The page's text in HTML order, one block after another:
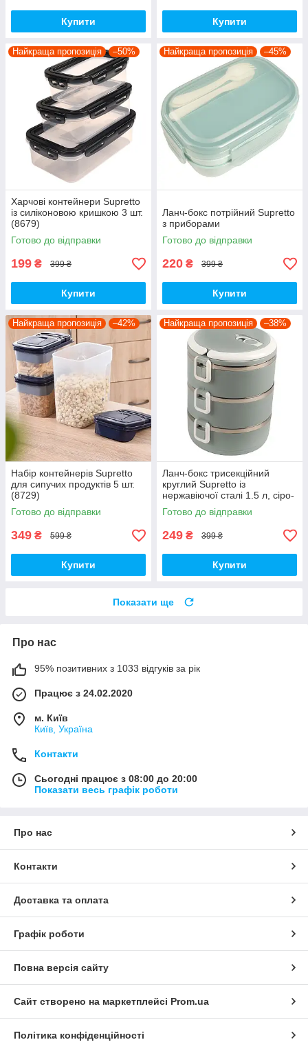
Купити Купити
Найкраща пропозиція –50%
Харчові контейнери Supretto
із силіконовою кришкою 3 шт.
(8679)
Готово до відправки
199 ₴ 399 ₴
Купити
Найкраща пропозиція –45%
Ланч-бокс потрійний Supretto
з приборами
Готово до відправки
220 ₴ 399 ₴
Купити
Найкраща пропозиція –42%
Набір контейнерів Supretto
для сипучих продуктів 5 шт.
(8729)
Готово до відправки
349 ₴ 599 ₴
Купити
Найкраща пропозиція –38%
Ланч-бокс трисекційний
круглий Supretto із
нержавіючої сталі 1.5 л, сіро-
блакитний (79990003)
Готово до відправки
249 ₴ 399 ₴
Купити
Показати ще
Про нас
95% позитивних з 1033 відгуків за рік
Працює з 24.02.2020
м. Київ
Київ, Україна
Контакти
Сьогодні працює з 08:00 до 20:00
Показати весь графік роботи
Про нас
Контакти
Доставка та оплата
Графік роботи
Повна версія сайту
Сайт створено на маркетплейсі Prom.ua
Політика конфіденційності